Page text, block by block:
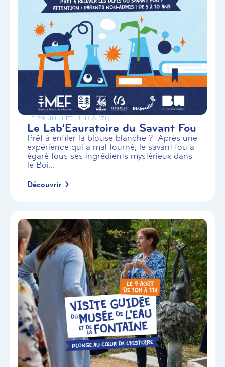
LE 29 JUILLET- 14H À 17H
Le Lab’Eauratoire du Savant Fou
Prêt à enfiler la blouse blanche ? Après une
expérience qui a mal tourné, le savant fou a
égaré tous ses ingrédients mystérieux dans
le Boi...
Découvrir